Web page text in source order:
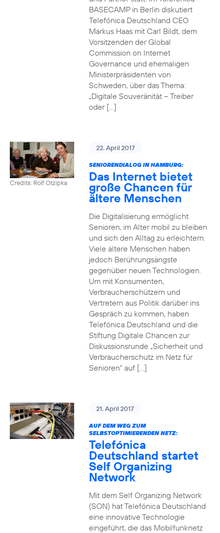
BASECAMP in Berlin diskutiert
Telefónica Deutschland CEO
Markus Haas mit Carl Bildt, dem
Vorsitzenden der Global
Commission on Internet
Governance und ehemaligen
Ministerpräsidenten von
Schweden, über das Thema:
„Digitale Souveränität – Treiber
oder […]
Credits: Rolf Otzipka
22. April 2017
SENIORENDIALOG IN HAMBURG:
Das Internet bietet
große Chancen für
ältere Menschen
Die Digitalisierung ermöglicht
Senioren, im Alter mobil zu bleiben
und sich den Alltag zu erleichtern.
Viele ältere Menschen haben
jedoch Berührungsängste
gegenüber neuen Technologien.
Um mit Konsumenten,
Verbraucherschützern und
Vertretern aus Politik darüber ins
Gespräch zu kommen, haben
Telefónica Deutschland und die
Stiftung Digitale Chancen zur
Diskussionsrunde „Sicherheit und
Verbraucherschutz im Netz für
Senioren“ auf […]
21. April 2017
AUF DEM WEG ZUM
SELBSTOPTIMIERENDEN NETZ:
Telefónica
Deutschland startet
Self Organizing
Network
Mit dem Self Organizing Network
(SON) hat Telefónica Deutschland
eine innovative Technologie
eingeführt, die das Mobilfunknetz